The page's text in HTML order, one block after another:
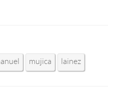
mujica lainez